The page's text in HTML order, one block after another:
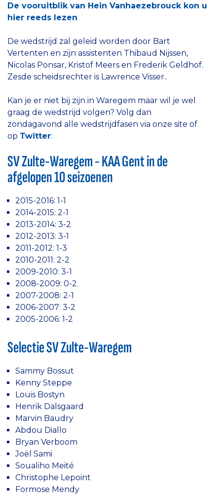
De vooruitblik van Hein Vanhaezebrouck kon u
hier reeds lezen
De wedstrijd zal geleid worden door Bart
Vertenten en zijn assistenten Thibaud Nijssen,
Nicolas Ponsar, Kristof Meers en Frederik Geldhof.
Zesde scheidsrechter is Lawrence Visser..
Kan je er niet bij zijn in Waregem maar wil je wel
graag de wedstrijd volgen? Volg dan
zondagavond alle wedstrijdfasen via onze site of
op Twitter:
SV Zulte-Waregem - KAA Gent in de
afgelopen 10 seizoenen
2015-2016: 1-1
2014-2015: 2-1
2013-2014: 3-2
2012-2013: 3-1
2011-2012: 1-3
2010-2011: 2-2
2009-2010: 3-1
2008-2009: 0-2
2007-2008: 2-1
2006-2007: 3-2
2005-2006: 1-2
Selectie SV Zulte-Waregem
Sammy Bossut
Kenny Steppe
Louis Bostyn
Henrik Dalsgaard
Marvin Baudry
Abdou Diallo
Bryan Verboom
Joël Sami
Soualiho Meité
Christophe Lepoint
Formose Mendy